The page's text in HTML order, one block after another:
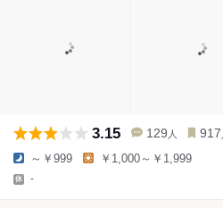
3.15 129 人 917
～￥999 ￥1,000～￥1,999
-